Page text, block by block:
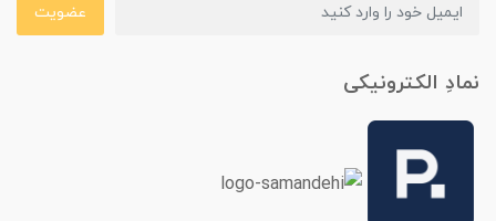
عضویت
نمادِ الکترونیکی